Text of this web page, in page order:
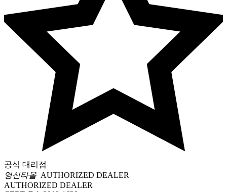
공식 대리점
영신타올 AUTHORIZED DEALER
AUTHORIZED DEALER